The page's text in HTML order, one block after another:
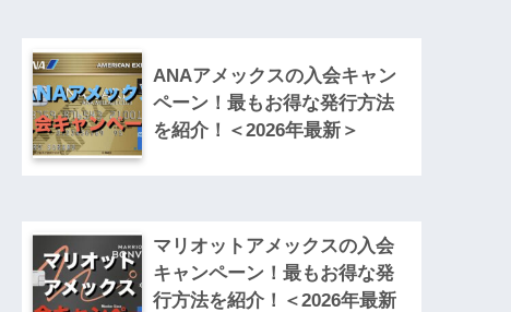
ANAアメックスの入会キャン
ペーン！最もお得な発行方法
を紹介！＜2026年最新＞
マリオットアメックスの入会
キャンペーン！最もお得な発
行方法を紹介！＜2026年最新